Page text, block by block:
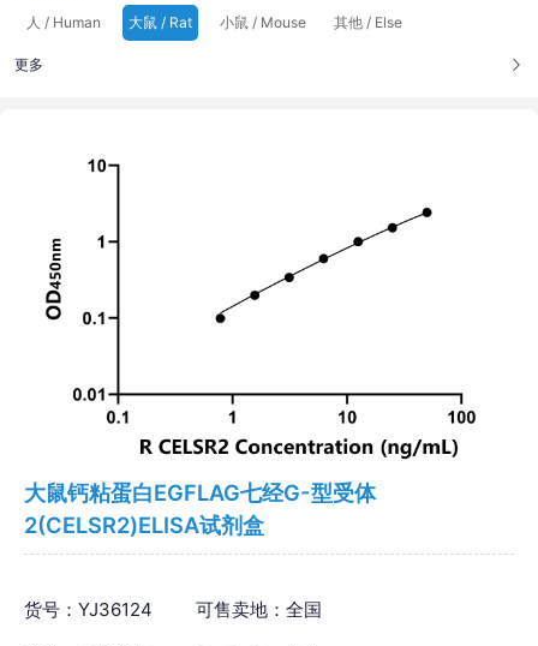
人 / Human
大鼠 / Rat 小鼠 / Mouse 其他 / Else
更多
大鼠钙粘蛋白EGFLAG七经G-型受体
2(CELSR2)ELISA试剂盒
货号：YJ36124 可售卖地：全国